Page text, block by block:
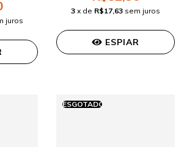
juros
3 x de R$17,63 sem juros
ESPIAR
ESGOTADO